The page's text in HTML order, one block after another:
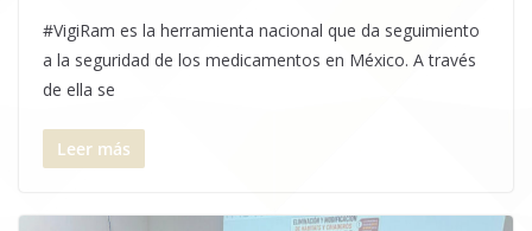
#VigiRam es la herramienta nacional que da seguimiento
a la seguridad de los medicamentos en México. A través
de ella se
Leer más